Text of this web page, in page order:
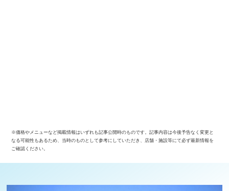
※価格やメニューなど掲載情報はいずれも記事公開時のものです。記事内容は今後予告なく変更と
なる可能性もあるため、当時のものとして参考にしていただき、店舗・施設等にて必ず最新情報を
ご確認ください。